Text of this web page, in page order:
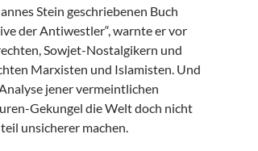
Stein geschriebenen Buch
der Antiwestler“, warnte er vor
Sowjet-Nostalgikern und
Marxisten und Islamisten. Und
jener vermeintlichen
Gekungel die Welt doch nicht
unsicherer machen.